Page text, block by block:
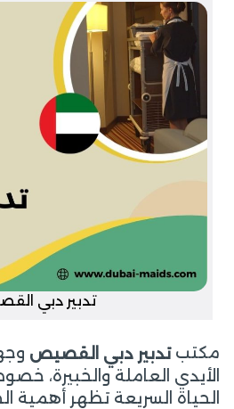
تدبير دبي
مكتبتدبير دبي القصيص
الأيدي العاملة والخبيرة،
الحياة السريعة تظهر أهمية